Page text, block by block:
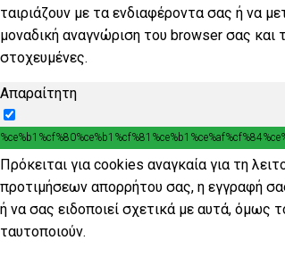
ταιριάζουν με τα ενδιαφέροντα σας ή να
μοναδική αναγνώριση του browser σας και
στοχευμένες.
Απαραίτητη
Πρόκειται για cookies αναγκαία για τη
προτιμήσεων απορρήτου σας, η εγγραφή
ή να σας ειδοποιεί σχετικά με αυτά,
ταυτοποιούν.